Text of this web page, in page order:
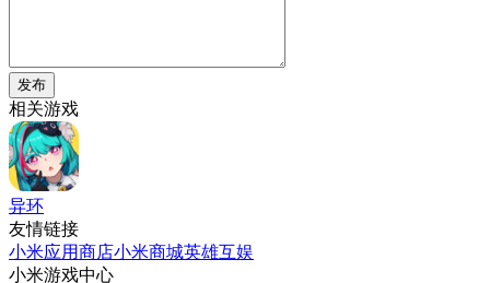
发布
相关游戏
异环
友情链接
小米应用商店小米商城英雄互娱
小米游戏中心